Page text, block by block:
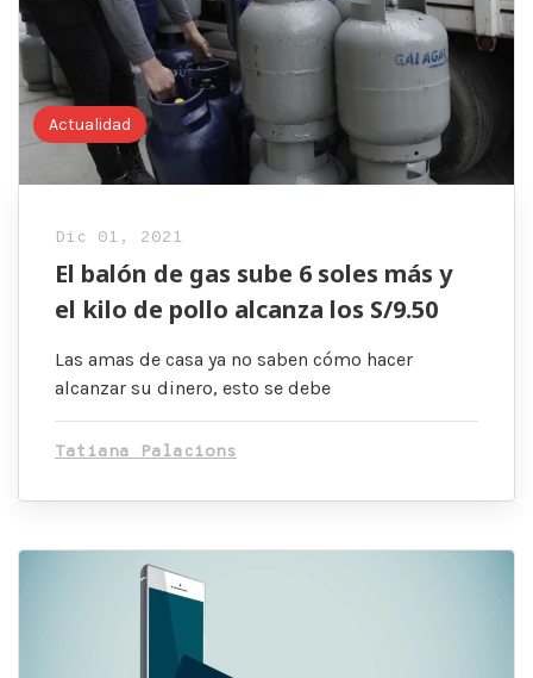
Actualidad
Dic 01, 2021
El balón de gas sube 6 soles más y
el kilo de pollo alcanza los S/9.50
Las amas de casa ya no saben cómo hacer
alcanzar su dinero, esto se debe
Tatiana Palacions